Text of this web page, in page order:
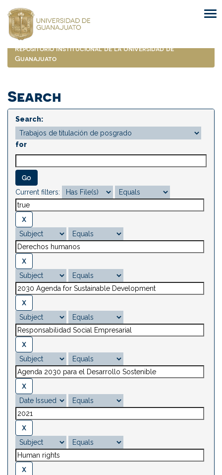
navigation
Repositorio Institucional de la Universidad de
Guanajuato
Search
Search:
for
Current filters: